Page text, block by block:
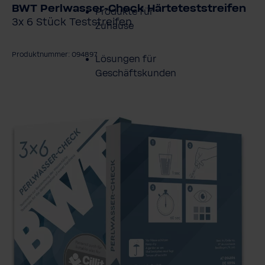
Produkte für
Zuhause
Lösungen für
Geschäftskunden
Über BWT
BWT im Sport
BWT Perlwasser-Check Härteteststreifen
3x 6 Stück Teststreifen
Produktnummer: 094897